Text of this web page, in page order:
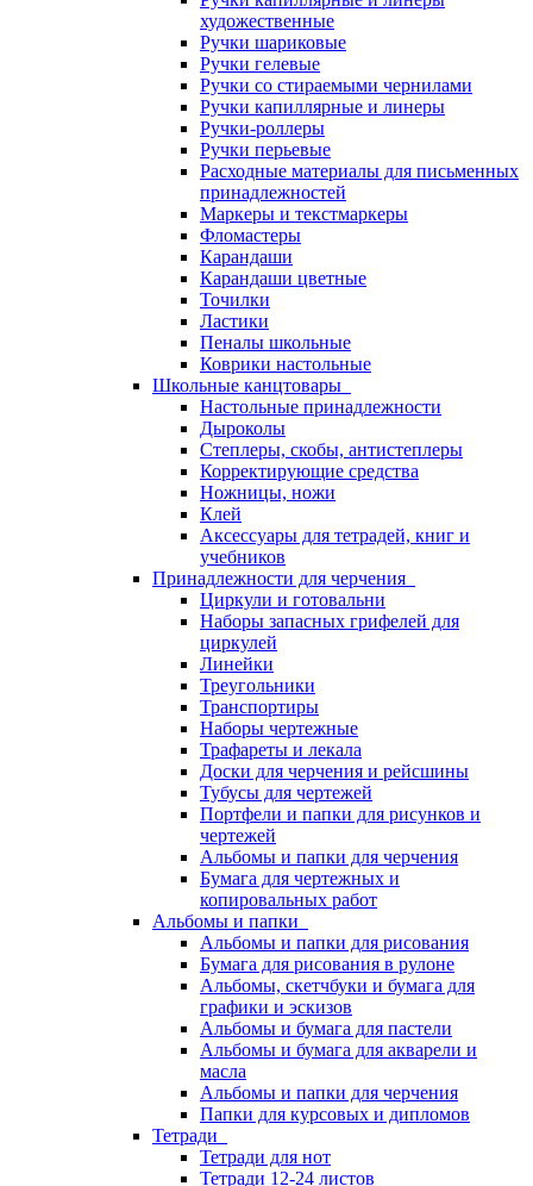
художественные
Ручки шариковые
Ручки гелевые
Ручки со стираемыми чернилами
Ручки капиллярные и линеры
Ручки-роллеры
Ручки перьевые
Расходные материалы для письменных
принадлежностей
Маркеры и текстмаркеры
Фломастеры
Карандаши
Карандаши цветные
Точилки
Ластики
Пеналы школьные
Коврики настольные
Школьные канцтовары
Настольные принадлежности
Дыроколы
Степлеры, скобы, антистеплеры
Корректирующие средства
Ножницы, ножи
Клей
Аксессуары для тетрадей, книг и
учебников
Принадлежности для черчения
Циркули и готовальни
Наборы запасных грифелей для
циркулей
Линейки
Треугольники
Транспортиры
Наборы чертежные
Трафареты и лекала
Доски для черчения и рейсшины
Тубусы для чертежей
Портфели и папки для рисунков и
чертежей
Альбомы и папки для черчения
Бумага для чертежных и
копировальных работ
Альбомы и папки
Альбомы и папки для рисования
Бумага для рисования в рулоне
Альбомы, скетчбуки и бумага для
графики и эскизов
Альбомы и бумага для пастели
Альбомы и бумага для акварели и
масла
Альбомы и папки для черчения
Папки для курсовых и дипломов
Тетради
Тетради для нот
Тетради 12-24 листов